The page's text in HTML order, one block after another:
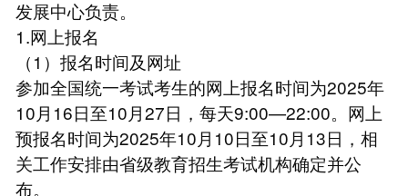
发展中心负责。
1.网上报名
（1）报名时间及网址
参加全国统一考试考生的网上报名时间为2025年
10月16日至10月27日，每天9:00—22:00。网上
预报名时间为2025年10月10日至10月13日，相
关工作安排由省级教育招生考试机构确定并公
布。